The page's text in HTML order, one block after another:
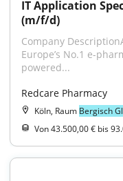
IT Application
(m/f/d)
Company
Europe’s No.1 e-
powered...
Redcare Pharmacy
Köln, Raum Bergisch
Von 43.500,00 € bis